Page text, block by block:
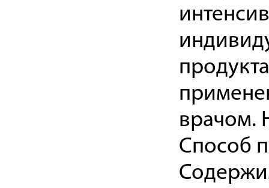
врачом.
Способ